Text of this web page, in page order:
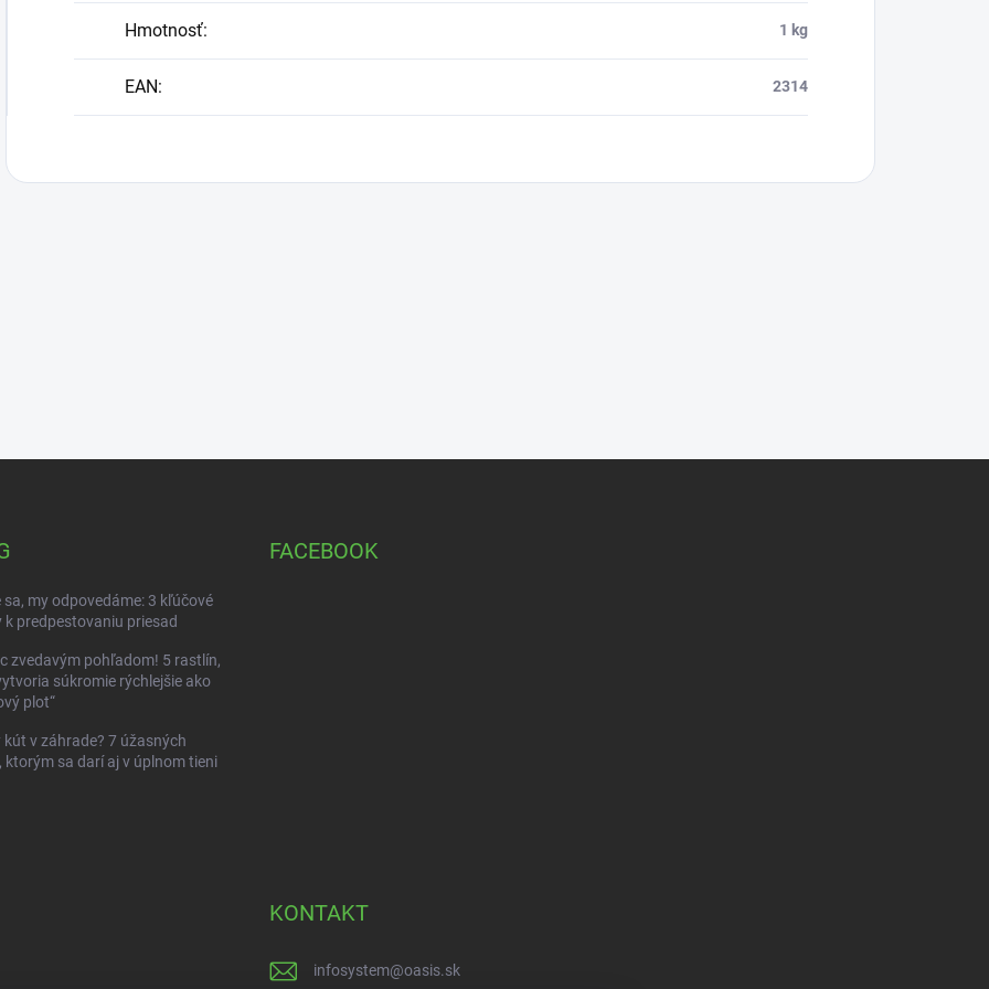
Hmotnosť: 1 kg
EAN: 2314
my odpovedáme: 3 kľúčové
k predpestovaniu priesad
zvedavým pohľadom! 5 rastlín,
súkromie rýchlejšie ako
plot“
kút v záhrade? 7 úžasných
ktorým sa darí aj v úplnom tieni
FACEBOOK
KONTAKT
infosystem@oasis.sk